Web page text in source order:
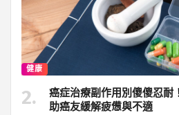
健康
癌症治療副作用別傻傻忍
助癌友緩解疲憊與不適